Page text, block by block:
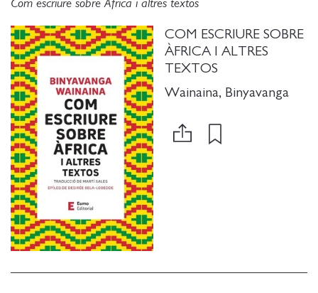
Com escriure sobre Àfrica i altres textos
COM ESCRIURE SOBRE
ÀFRICA I ALTRES
TEXTOS
Wainaina, Binyavanga